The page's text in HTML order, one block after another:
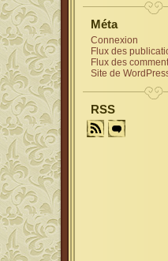
Méta
Connexion
Flux des
Flux des
Site de
RSS